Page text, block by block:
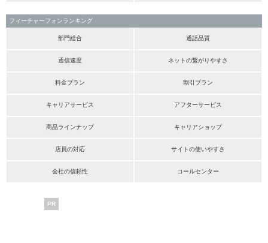
フィーチャーフォンランキング
部門総合 通話品質
通信速度 ネットの繋がりやすさ
料金プラン 割引プラン
キャリアサービス アフターサービス
商品ラインナップ キャリアショップ
店員の対応 サイトの使いやすさ
会社の信頼性 コールセンター
PR